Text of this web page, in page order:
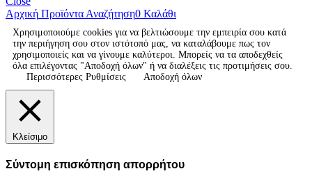
Αρχική Προϊόντα Αναζήτηση0 Καλάθι
Χρησιμοποιούμε cookies για να βελτιώσουμε την εμπειρία σου κατά
την περιήγηση σου στον ιστότοπό μας, να καταλάβουμε πως τον
χρησιμοποιείς και να γίνουμε καλύτεροι. Μπορείς να τα αποδεχθείς
όλα επιλέγοντας "Αποδοχή όλων" ή να διαλέξεις τις προτιμήσεις σου.
Περισσότερες Ρυθμίσεις
Αποδοχή όλων
Κλείσιμο
Σύντομη επισκόπηση απορρήτου